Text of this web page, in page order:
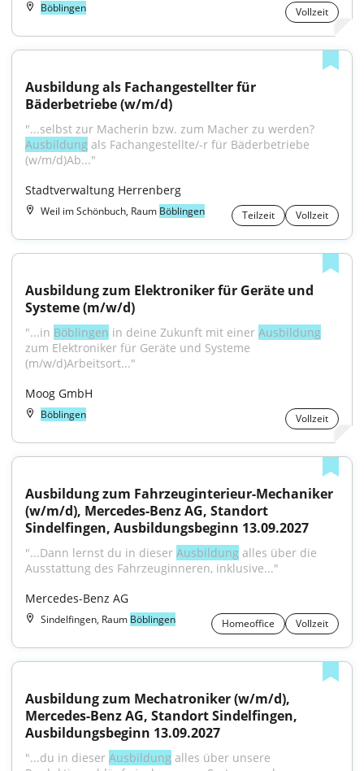
Böblingen Vollzeit
Ausbildung als Fachangestellter für
Bäderbetriebe (w/m/d)
Ausbildung als Fachangestellte/-r für Bäderbetriebe
(w/m/d)Ab..."
Stadtverwaltung Herrenberg
Weil im Schönbuch, Raum Böblingen Teilzeit Vollzeit
Ausbildung zum Elektroniker für Geräte und
Systeme (m/w/d)
"...in Böblingen in deine Zukunft mit einer Ausbildung
zum Elektroniker für Geräte und Systeme
(m/w/d)Arbeitsort..."
Moog GmbH
Böblingen Vollzeit
Ausbildung zum Fahrzeuginterieur-Mechaniker
(w/m/d), Mercedes-Benz AG, Standort
Sindelfingen, Ausbildungsbeginn 13.09.2027
"...Dann lernst du in dieser Ausbildung alles über die
Ausstattung des Fahrzeuginneren, inklusive..."
Mercedes-Benz AG
Sindelfingen, Raum Böblingen Homeoffice Vollzeit
Ausbildung zum Mechatroniker (w/m/d),
Mercedes-Benz AG, Standort Sindelfingen,
Ausbildungsbeginn 13.09.2027
"...du in dieser Ausbildung alles über unsere